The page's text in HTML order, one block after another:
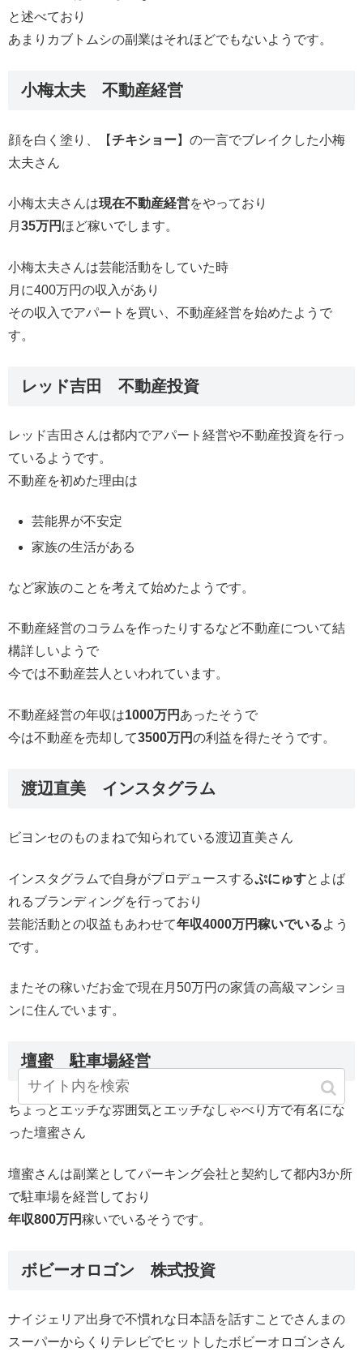
と述べており
あまりカブトムシの副業はそれほどでもないようです。
小梅太夫 不動産経営
顔を白く塗り、【チキショー】の一言でブレイクした小梅
太夫さん
小梅太夫さんは現在不動産経営をやっており
月 35万円 ほど稼いでします。
小梅太夫さんは芸能活動をしていた時
月に400万円の収入があり
その収入でアパートを買い、不動産経営を始めたようで
す。
レッド吉田 不動産投資
レッド吉田さんは都内でアパート経営や不動産投資を行っ
ているようです。
不動産を初めた理由は
芸能界が不安定
家族の生活がある
など家族のことを考えて始めたようです。
不動産経営のコラムを作ったりするなど不動産について結
構詳しいようで
今では不動産芸人といわれています。
不動産経営の年収は1000万円 あったそうで
今は不動産を売却して3500万円の利益を得たそうです。
渡辺直美 インスタグラム
ビヨンセのものまねで知られている渡辺直美さん
インスタグラムで自身がプロデュースするぷにゅすとよば
れるブランディングを行っており
芸能活動との収益もあわせて年収4000万円稼いでいるよう
です。
またその稼いだお金で現在月50万円の家賃の高級マンショ
ンに住んでいます。
壇蜜 駐車場経営
ちょっとエッチな雰囲気とエッチなしゃべり方で有名にな
った壇蜜さん
壇蜜さんは副業としてパーキング会社と契約して都内3か所
で駐車場を経営しており
年収800万円稼いでいるそうです。
ボビーオロゴン 株式投資
ナイジェリア出身で不慣れな日本語を話すことでさんまの
スーパーからくりテレビでヒットしたボビーオロゴンさん